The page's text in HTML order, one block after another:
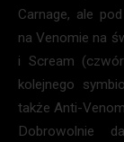
Carnage, ale
na Venomie na
i Scream
kolejnego
także Anti-
Dobrowolnie